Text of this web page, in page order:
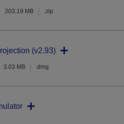
203.19 MB .zip
(v2.93)
3.03 MB .dmg